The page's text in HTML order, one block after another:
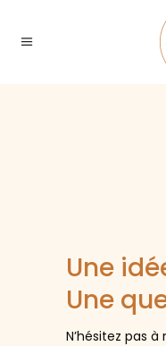
Une
Une
N’hésitez pas